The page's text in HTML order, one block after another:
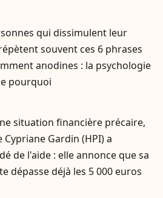
qui dissimulent leur
souvent ces 6 phrases
anodines : la psychologie
pourquoi
situation financière précaire,
Cypriane Gardin (HPI) a
de l'aide : elle annonce que sa
dépasse déjà les 5 000 euros